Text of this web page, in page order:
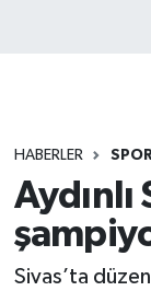
HABERLER
Sivas’ta
Tüm
Son